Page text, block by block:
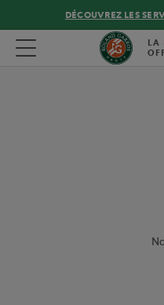
DÉCOUVREZ LES
Toggle navigation LA